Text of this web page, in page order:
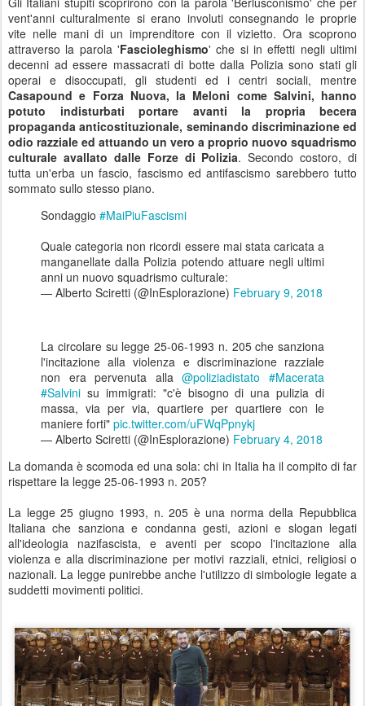
vent'anni culturalmente si erano involuti consegnando le proprie
vite nelle mani di un imprenditore con il vizietto. Ora scoprono
attraverso la parola 'Fascioleghismo' che si in effetti negli ultimi
decenni ad essere massacrati di botte dalla Polizia sono stati gli
operai e disoccupati, gli studenti ed i centri sociali, mentre
Casapound e Forza Nuova, la Meloni come Salvini, hanno
potuto indisturbati portare avanti la propria becera
propaganda anticostituzionale, seminando discriminazione ed
odio razziale ed attuando un vero a proprio nuovo squadrismo
culturale avallato dalle Forze di Polizia. Secondo costoro, di
tutta un'erba un fascio, fascismo ed antifascismo sarebbero tutto
sommato sullo stesso piano.
Sondaggio #MaiPiuFascismi
Quale categoria non ricordi essere mai stata caricata a
manganellate dalla Polizia potendo attuare negli ultimi
anni un nuovo squadrismo culturale:
— Alberto Sciretti (@InEsplorazione) February 9, 2018
La circolare su legge 25-06-1993 n. 205 che sanziona
l'incitazione alla violenza e discriminazione razziale
non era pervenuta alla@poliziadistato
#Macerata
#Salvini su immigrati: "c'è bisogno di una pulizia di
massa, via per via, quartiere per quartiere con le
maniere forti" pic.twitter.com/uFWqPpnykj
— Alberto Sciretti (@InEsplorazione) February 4, 2018
La domanda è scomoda ed una sola: chi in Italia ha il compito di far
rispettare la legge 25-06-1993 n. 205?
La legge 25 giugno 1993, n. 205 è una norma della Repubblica
Italiana che sanziona e condanna gesti, azioni e slogan legati
all'ideologia nazifascista, e aventi per scopo l'incitazione alla
violenza e alla discriminazione per motivi razziali, etnici, religiosi o
nazionali. La legge punirebbe anche l'utilizzo di simbologie legate a
suddetti movimenti politici.